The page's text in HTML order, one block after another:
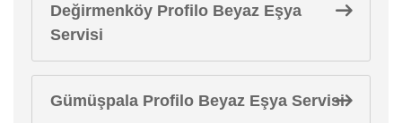
Değirmenköy Profilo Beyaz Eşya
Servisi
Gümüşpala Profilo Beyaz Eşya Servisi